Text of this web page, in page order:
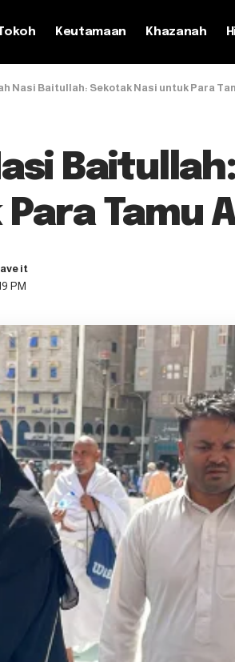
Keutamaan Khazanah
Nasi Baitullah: Sekotak Nasi untuk Para
Tamu
PM